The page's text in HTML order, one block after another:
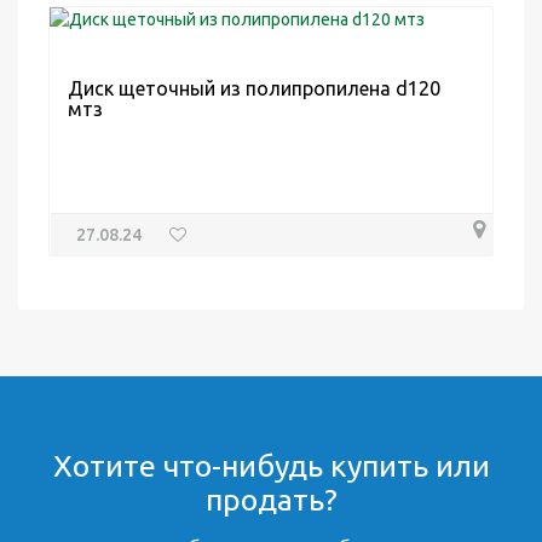
Диск щеточный из полипропилена d120
мтз
27.08.24
Хотите что-нибудь купить или
продать?